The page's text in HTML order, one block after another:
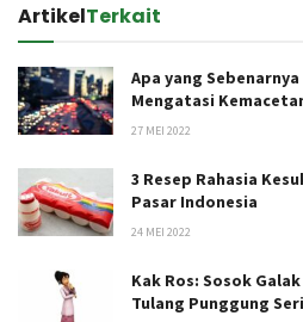
ArtikelTerkait
Apa yang
Mengatasi
27 MEI 2022
3 Resep Rahasia
Pasar Indonesia
24 MEI 2022
Kak Ros: Sosok
Tulang Punggung